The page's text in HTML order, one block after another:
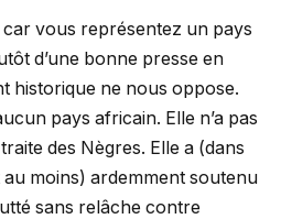
car vous représentez un pays
d’une bonne presse en
historique ne nous oppose.
pays africain. Elle n’a pas
des Nègres. Elle a (dans
au moins) ardemment soutenu
sans relâche contre